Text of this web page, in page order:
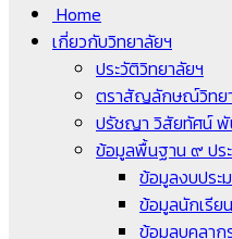
Home
เกี่ยวกับวิทยาลัยฯ
ประวัติวิทยาลัยฯ
ตราสัญลักษณ์วิทย
ปรัชญา วิสัยทัศน์
ข้อมูลพื้นฐาน ๙ ปร
ข้อมูลงบประ
ข้อมูลนักเรีย
ข้อมูลบุคลาก